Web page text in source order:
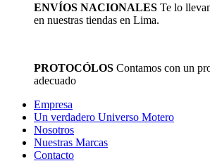
ENVÍOS NACIONALES Te lo
en nuestras tiendas en Lima.
PROTOCÓLOS Contamos con un
adecuado
Empresa
Un verdadero Universo Motero
Nosotros
Nuestras Marcas
Contacto